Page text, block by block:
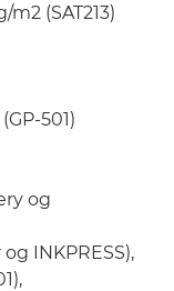
(SAT213)
501)
og
INKPRESS),